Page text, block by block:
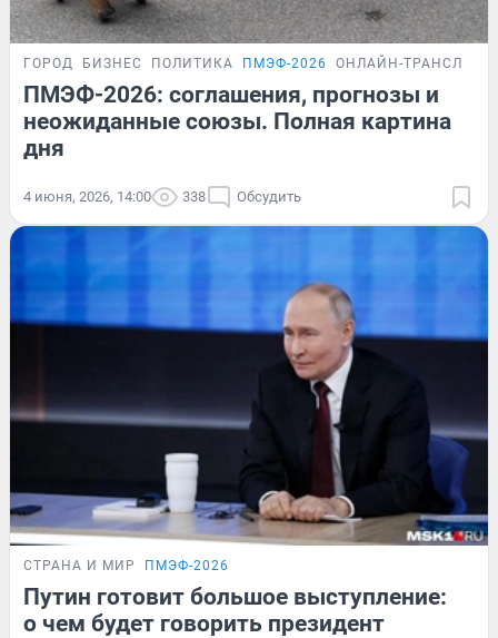
ГОРОД БИЗНЕС ПОЛИТИКА ПМЭФ-2026 ОНЛАЙН-
ПМЭФ-2026: соглашения, прогнозы и
неожиданные союзы. Полная картина
дня
4 июня, 2026, 14:00 338 Обсудить
СТРАНА И МИР ПМЭФ-2026
Путин готовит большое выступление:
о чем будет говорить президент